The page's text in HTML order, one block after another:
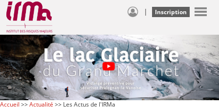
| Inscription
Accueil >>Actualité >> Les Actus de l'IRMa